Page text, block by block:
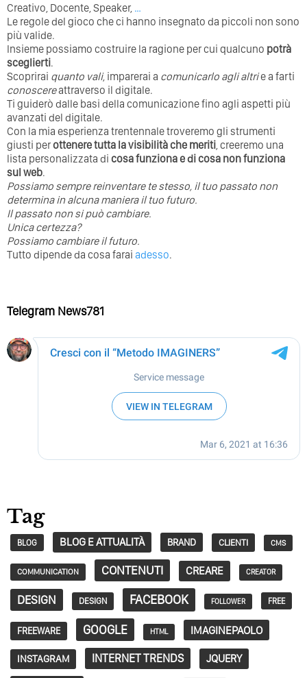
Creativo, Docente, Speaker, …
Le regole del gioco che ci hanno insegnato da piccoli non sono
più valide.
Insieme possiamo costruire la ragione per cui qualcuno potrà
sceglierti.
Scoprirai quanto vali, imparerai a comunicarlo agli altrie a farti
conoscereattraverso il digitale.
Ti guiderò dalle basi della comunicazione fino agli aspetti più
avanzati del digitale.
Con la mia esperienza trentennale troveremo gli strumenti
giusti perottenere tutta la visibilità che meriti, creeremo una
lista personalizzata di cosa funziona e di cosa non funziona
sul web.
Possiamo sempre reinventare te stesso, il tuo passato non
determina in alcuna maniera il tuo futuro. ⁣
⁣Il passato non si può cambiare.
Unica certezza?
Possiamo cambiare il futuro.
Tutto dipende da cosa farai adesso.
Telegram News781
Tag
BLOG BLOG E ATTUALITÀ BRAND CLIENTI CMS
COMMUNICATION CONTENUTI CREARE CREATOR
DESIGN DESIGN FACEBOOK FOLLOWER FREE
FREEWARE GOOGLE HTML IMAGINEPAOLO
INSTAGRAM INTERNET TRENDS JQUERY